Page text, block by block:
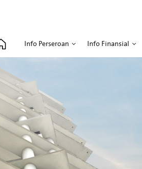
Info Perseroan Info Finansial